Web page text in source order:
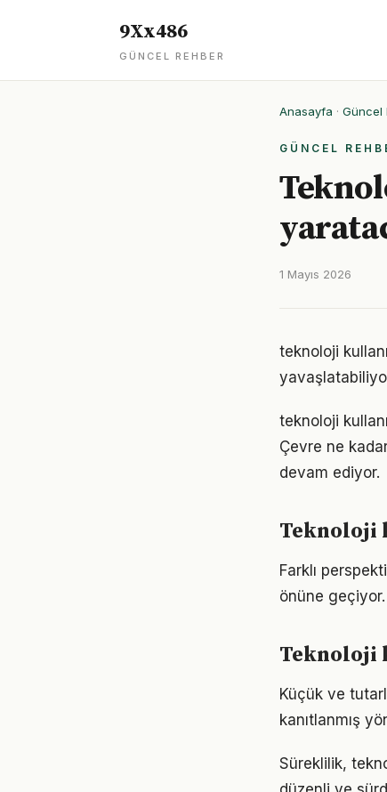
9Xx486
GÜNCEL REHBER
Anasayfa · Güncel
GÜNCEL
1 Mayıs 2026
teknoloji
teknoloji
Çevre ne
devam ediyor.
Teknoloji
Farklı
önüne
Teknoloji
Küçük ve
kanıtlanmış
Süreklilik,